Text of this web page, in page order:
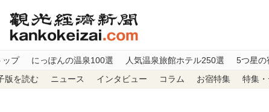
ップ にっぽんの温泉100選 人気温泉旅館ホテル250選 5つ星の
版を読む ニュース インタビュー コラム お宿特集 特集